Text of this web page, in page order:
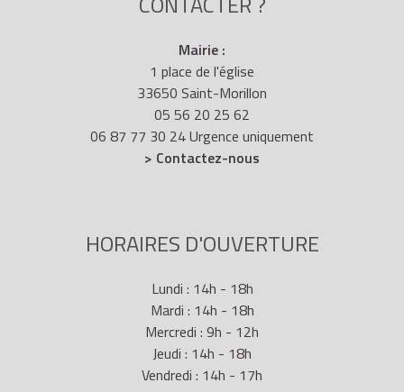
Mairie :
1 place de l'église
33650 Saint-Morillon
05 56 20 25 62
06 87 77 30 24 Urgence uniquement
> Contactez-nous
HORAIRES D'OUVERTURE
Lundi : 14h - 18h
Mardi : 14h - 18h
Mercredi : 9h - 12h
Jeudi : 14h - 18h
Vendredi : 14h - 17h